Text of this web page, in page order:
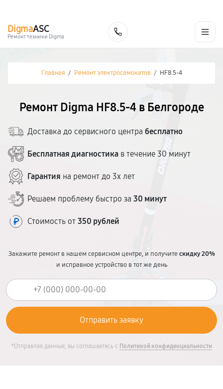
DigmaASC
Ремонт техники Digma
Главная / Ремонт электросамокатов / HF8.5-4
Ремонт Digma HF8.5-4 в Белгороде
Доставка до сервисного центра бесплатно
Бесплатная диагностика в течение 30 минут
Гарантия на ремонт до 3х лет
Решаем проблему быстро за 30 минут
Стоимость от 350 рублей
Закажите ремонт в нашем сервисном центре, и получитескидку 20%
и исправное устройство в тот же день
*Отправляя данные, вы соглашаетесь с Политикой конфиденциальности